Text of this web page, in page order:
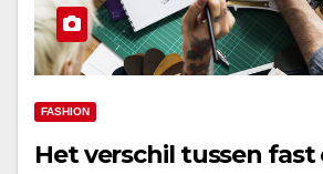
FASHION
Het verschil tussen fast